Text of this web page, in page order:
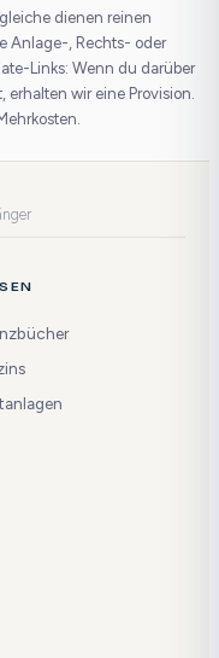
dienen reinen
Anlage-, Rechts- oder
Links: Wenn du darüber
erhalten wir eine Provision.